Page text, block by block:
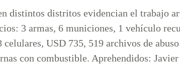
distintos distritos evidencian el trabajo
3 armas, 6 municiones, 1 vehículo
celulares, USD 735, 519 archivos de
con combustible. Aprehendidos: